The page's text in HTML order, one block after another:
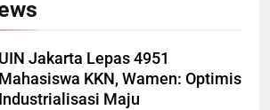
UIN Jakarta Lepas 4951
Mahasiswa KKN, Wamen: Optimis
Industrialisasi Maju